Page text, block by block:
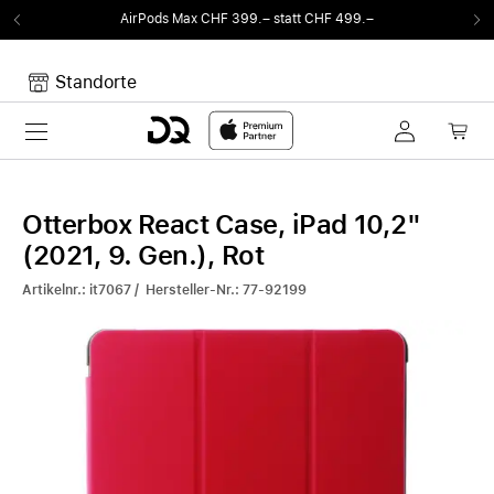
AirPods Max CHF 399.– statt CHF 499.–
Standorte
Toggle navigation
Otterbox React Case, iPad 10,2"
(2021, 9. Gen.), Rot
Artikelnr.: it7067 / Hersteller-Nr.: 77-92199